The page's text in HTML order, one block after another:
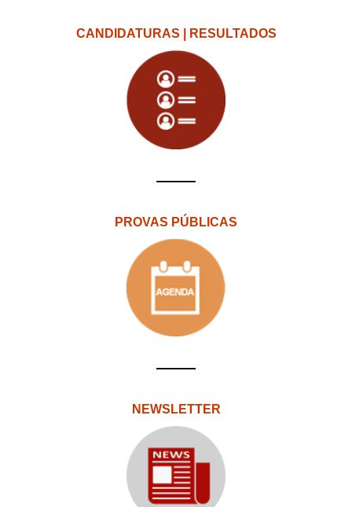
CANDIDATURAS | RESULTADOS
PROVAS PÚBLICAS
NEWSLETTER